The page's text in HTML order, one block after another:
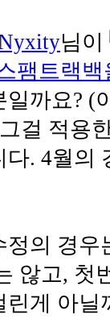
님이
팸트랙
까요? (
걸 적용
. 4월의
정의 경우
않고, 첫
린게 아닐